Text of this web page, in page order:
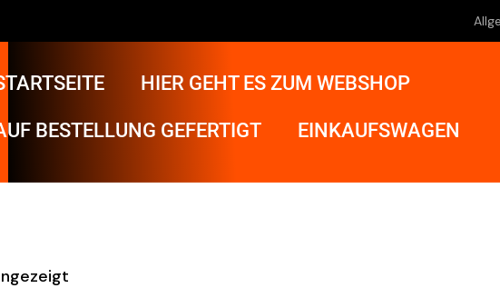
HIER GEHT ES ZUM WEBSHOP
BESTELLUNG GEFERTIGT EINKAUFSWAGEN